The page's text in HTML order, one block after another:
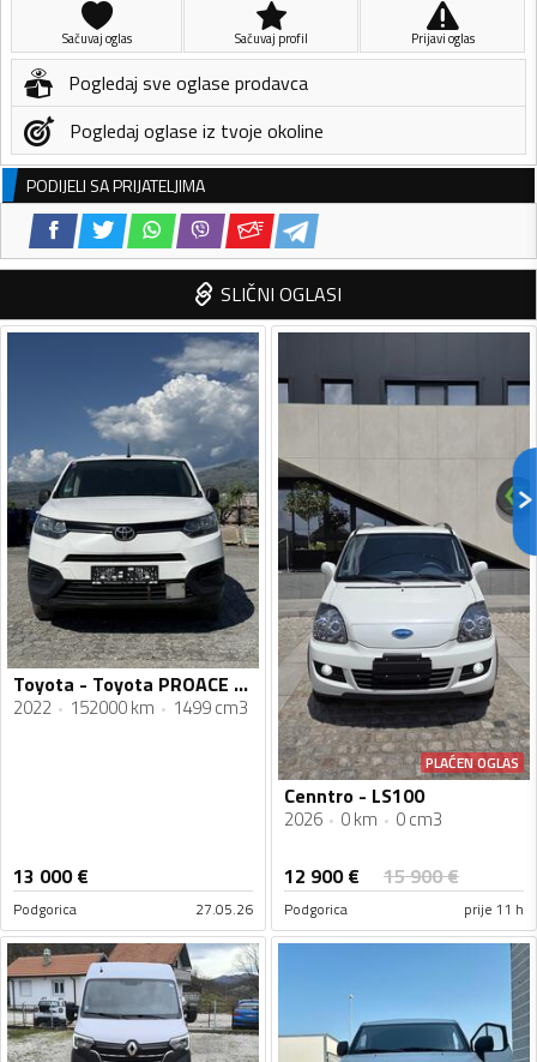
Sačuvaj oglas Sačuvaj profil Prijavi oglas
Pogledaj sve oglase prodavca
Pogledaj oglase iz tvoje okoline
PODIJELI SA PRIJATELJIMA
SLIČNI OGLASI
Toyota - Toyota PROACE CITY
2022 152000 km 1499 cm3
13 000€
Podgorica 27.05.26
PLAĆEN OGLAS
Cenntro - LS100
2026 0 km 0 cm3
12 900€ 15 900€
Podgorica prije 11 h